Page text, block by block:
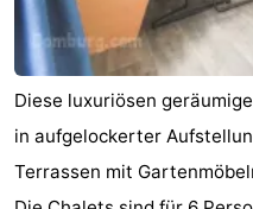
Diese luxuriösen
in aufgelockerter
Terrassen mit